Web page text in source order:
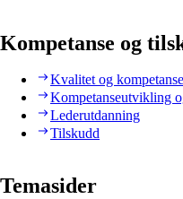
Kompetanse og
Kvalitet og kompetanse
Kompetanseutvikling
Lederutdanning
Tilskudd
Temasider